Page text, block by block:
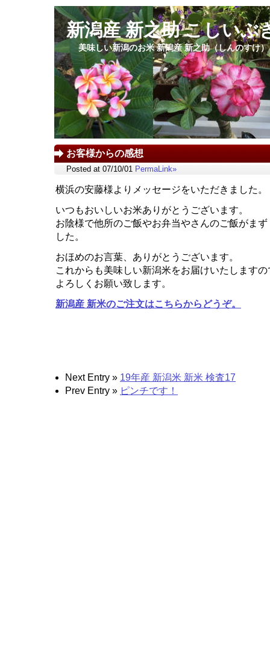
新潟産 新之助 こしいぶ
美味しい新潟のお米 新潟産 新之助（しんのすけ
お客様からの感想
Posted at 07/10/01 PermaLink»
横浜の安藤様よりメッセージをいただきました。
いつもおいしいお米ありがとうございます。
お陰様で他所のご飯やお弁当やさんのご飯がま
した。
おほめのお言葉、ありがとうございます。
これからも美味しい新潟米をお届けいたしますの
よろしくお願い致します。
新潟産 新米のご注文はこちらからどうぞ。
Next Entry » 19年産 新潟米 新米 検査17
Prev Entry » ピンチです！